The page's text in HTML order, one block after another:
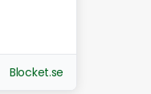
Blocket.se